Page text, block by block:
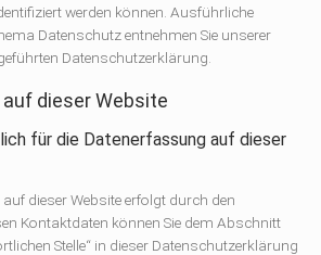
werden können. Ausführliche
Datenschutz entnehmen Sie unserer
Datenschutzerklärung.
dieser Website
für die Datenerfassung auf dieser
dieser Website erfolgt durch den
Kontaktdaten können Sie dem Abschnitt
Stelle“ in dieser Datenschutzerklärung